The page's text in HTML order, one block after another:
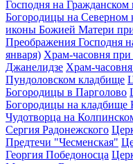
Господня на Гражданском
Богородицы на Северном
иконы Божией Матери
Преображения Господня
января) Храм-часовня
Джанелидзе Храм-
Пундоловском кладбище
Богородицы в Парголово
Богородицы на кладбище
Чудотворца на
Сергия Радонежского
Предтечи "Чесменская"
Георгия Победоносца